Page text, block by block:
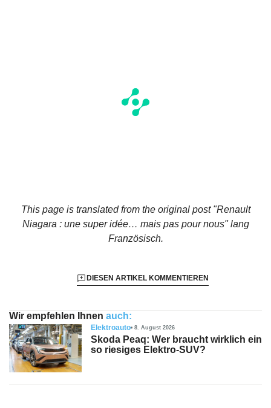
This page is translated from the original post "Renault
Niagara : une super idée… mais pas pour nous"lang
Französisch.
DIESEN ARTIKEL KOMMENTIEREN
Wir empfehlen Ihnen auch:
Elektroauto 8. August 2026
Skoda Peaq: Wer braucht wirklich ein
so riesiges Elektro-SUV?